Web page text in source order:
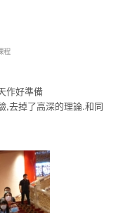
程
作好準備
,去掉了高深的理論.和同